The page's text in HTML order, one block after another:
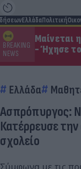
ΕλλάδαΠολιτική
BREAKING
NEWS
Μαίνεται
- Ήχησε
Ελλάδα
Ασπρόπυργος:
Κατέρρευσε
σχολείο
Σύμφωνα με τις